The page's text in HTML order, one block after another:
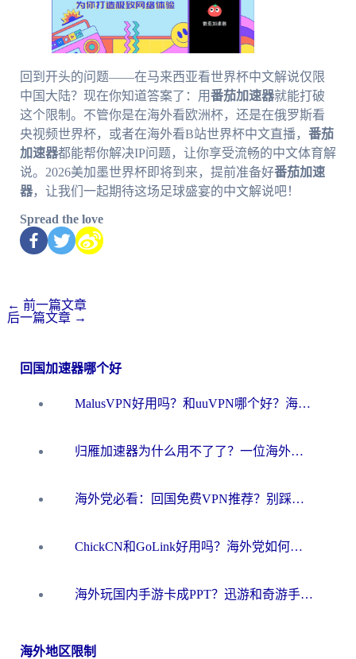
回到开头的问题——在马来西亚看世界杯中文解说仅限
中国大陆？现在你知道答案了：用番茄加速器就能打破
这个限制。不管你是在海外看欧洲杯，还是在俄罗斯看
央视频世界杯，或者在海外看B站世界杯中文直播， 番茄
加速器都能帮你解决IP问题，让你享受流畅的中文体育解
说。2026美加墨世界杯即将到来，提前准备好番茄加速
器，让我们一起期待这场足球盛宴的中文解说吧！
Spread the love
← 前一篇文章
后一篇文章 →
回国加速器哪个好
MalusVPN好用吗？和uuVPN哪个好？海外党无缝访问国内资源的真实对比与选择指南
归雁加速器为什么用不了了？一位海外游子的真实困惑与技术解答
海外党必看：回国免费VPN推荐？别踩坑！教你选对加速器无缝刷国内资源
ChickCN和GoLink好用吗？海外党如何选对回国加速器
海外玩国内手游卡成PPT？迅游和奇游手游哪个好？一篇讲透回国加速器怎么选
海外地区限制